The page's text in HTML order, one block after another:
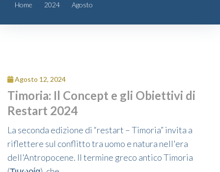
Contributi
Complesso
San Michele
Home 2024 Agosto
Agosto 12, 2024
Timoria: Il Concept e gli Obiettivi di
Restart 2024
La seconda edizione di “restart – Timoria” invita a
riflettere sul conflitto tra uomo e natura nell'era
dell'Antropocene. Il termine greco antico Timoria